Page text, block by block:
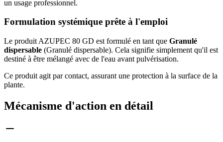
un usage professionnel.
Formulation systémique prête à l'emploi
Le produit AZUPEC 80 GD est formulé en tant que Granulé
dispersable (Granulé dispersable). Cela signifie simplement qu'il est
destiné à être mélangé avec de l'eau avant pulvérisation.
Ce produit agit par contact, assurant une protection à la surface de la
plante.
Mécanisme d'action en détail